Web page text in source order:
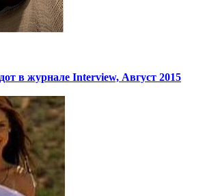
в журнале Interview, Август 2015